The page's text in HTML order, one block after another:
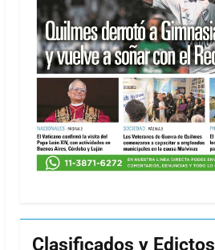
Clasificados y Edictos